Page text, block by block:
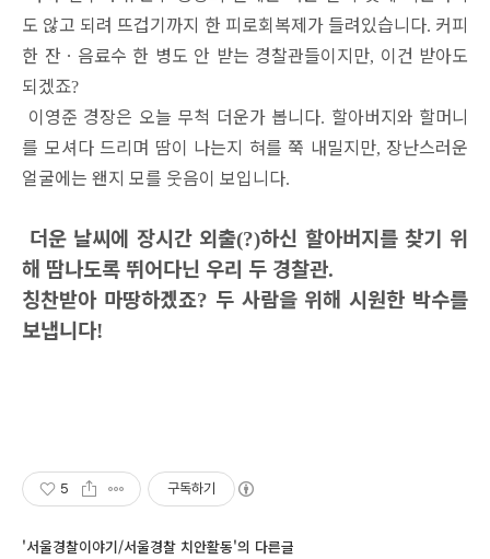
도 않고 되려 뜨겁기까지 한 피로회복제가 들려있습니다. 커피
한 잔 ㆍ 음료수 한 병도 안 받는 경찰관들이지만, 이건 받아도
되겠죠?
이영준 경장은 오늘 무척 더운가 봅니다. 할아버지와 할머니
를 모셔다 드리며 땀이 나는지 혀를 쭉 내밀지만, 장난스러운
얼굴에는 왠지 모를 웃음이 보입니다.
더운 날씨에 장시간 외출(?)하신 할아버지를 찾기 위
해 땀나도록 뛰어다닌 우리 두 경찰관.
칭찬받아 마땅하겠죠? 두 사람을 위해 시원한 박수를
보냅니다!
5 구독하기
'서울경찰이야기/서울경찰 치안활동'의 다른글